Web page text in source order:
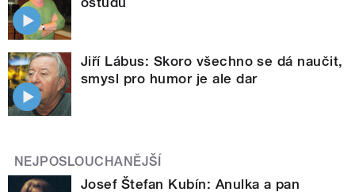
Jiří Lábus: Skoro všechno se dá naučit,
smysl pro humor je ale dar
NEJPOSLOUCHANĚJŠÍ
Josef Štefan Kubín: Anulka a pan